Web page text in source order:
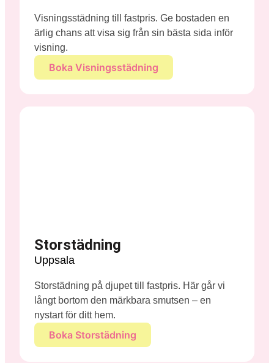
Visningsstädning till fastpris. Ge bostaden en
ärlig chans att visa sig från sin bästa sida inför
visning.
Boka Visningsstädning
Storstädning
Uppsala
Storstädning på djupet till fastpris. Här går vi
långt bortom den märkbara smutsen – en
nystart för ditt hem.
Boka Storstädning